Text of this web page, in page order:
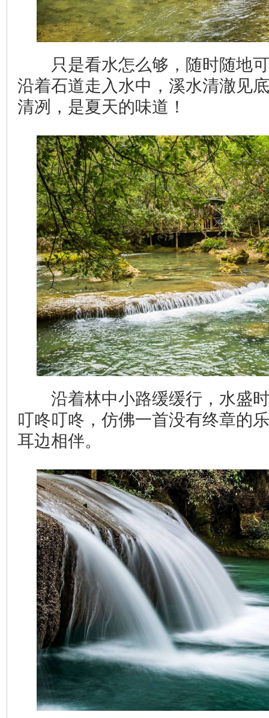
只是看水怎么够，随时随地可
沿着石道走入水中，溪水清澈见
清冽，是夏天的味道！
沿着林中小路缓缓行，水盛时
叮咚叮咚，仿佛一首没有终章的
耳边相伴。